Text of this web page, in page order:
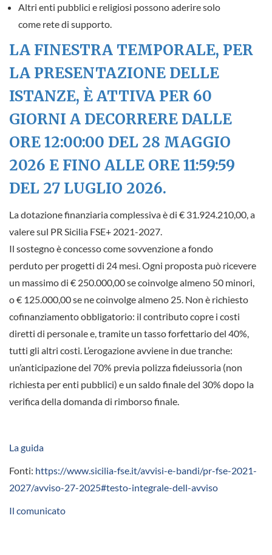
Altri enti pubblici e religiosi possono aderire solo
come rete di supporto
LA FINESTRA TEMPORALE, PER
LA PRESENTAZIONE DELLE
ISTANZE, È ATTIVA PER 60
GIORNI A DECORRERE DALLE
ORE 12:00:00 DEL 28 MAGGIO
2026 E FINO ALLE ORE 11:59:59
DEL 27 LUGLIO 2026.
La dotazione finanziaria complessiva è di € 31.924.210,00 , a
valere sul PR Sicilia FSE+ 2021-2027.
Il sostegno è concesso comesovvenzione a fondo
perduto per progetti di 24 mesi. Ogni proposta può ricevere
un massimo di € 250.000,00se coinvolge almeno 50 minori,
o€ 125.000,00se ne coinvolge almeno 25. Non è richiesto
cofinanziamento obbligatorio: il contributo copre i costi
diretti di personale e, tramite un tasso forfettario del 40%,
tutti gli altri costi. L’erogazione avviene in due tranche:
un’anticipazione del 70% previa polizza fideiussoria (non
richiesta per enti pubblici) e un saldo finaledel 30% dopo la
verifica della domanda di rimborso finale.
La guida
Fonti: https://www.sicilia-fse.it/avvisi-e-bandi/pr-fse-2021-
2027/avviso-27-2025#testo-integrale-dell-avviso
Il comunicato